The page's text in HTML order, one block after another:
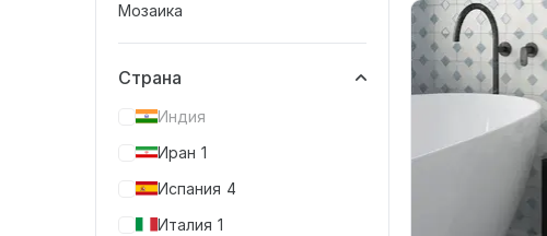
Мозаика
Страна
Индия
Иран 1
Испания 4
Италия 1